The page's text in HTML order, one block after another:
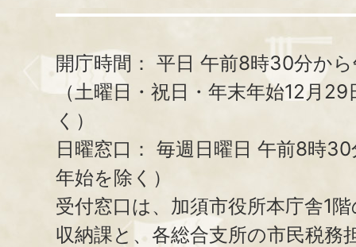
開庁時間： 平日 午前8時30分か
（土曜日・祝日・年末年始12月
く）
日曜窓口： 毎週日曜日 午前8時
年始を除く）
受付窓口は、加須市役所本庁舎1
収納課と、 各総合支所の市民税務